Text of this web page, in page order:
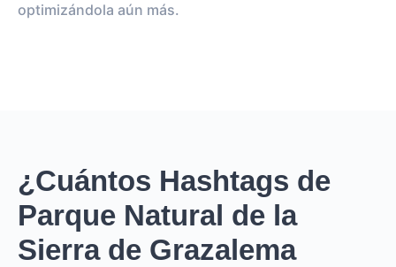
optimizándola aún más.
¿Cuántos Hashtags de
Parque Natural de la
Sierra de Grazalema